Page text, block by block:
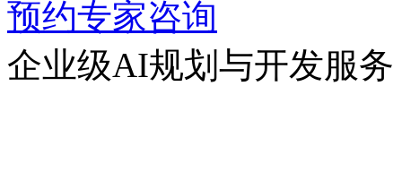
预约专家咨询
企业级AI规划与开发服务